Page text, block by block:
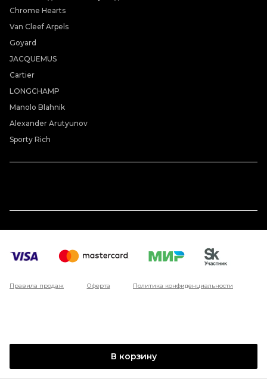
В корзину
Chrome Hearts
Van Cleef Arpels
Goyard
JACQUEMUS
Cartier
LONGCHAMP
Manolo Blahnik
Alexander Arutyunov
Sporty Rich
Правила продаж Оферта Политика конфиденциальности